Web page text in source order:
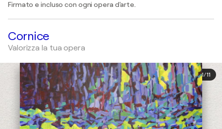
Firmato e incluso con ogni opera d'arte.
Cornice
Valorizza la tua opera
1/11